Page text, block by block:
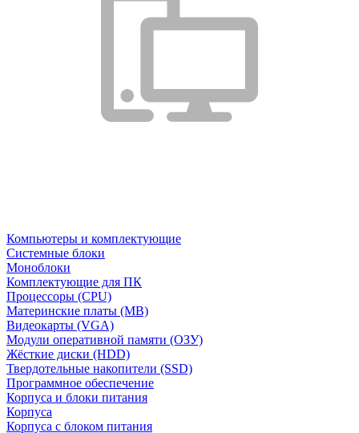
Компьютеры и комплектующие
Системные блоки
Моноблоки
Комплектующие для ПК
Процессоры (CPU)
Материнские платы (MB)
Видеокарты (VGA)
Модули оперативной памяти (ОЗУ)
Жёсткие диски (HDD)
Твердотельные накопители (SSD)
Программное обеспечение
Корпуса и блоки питания
Корпуса
Корпуса с блоком питания